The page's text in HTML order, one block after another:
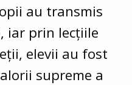
au transmis
iar prin lecțiile
elevii au fost
supreme a